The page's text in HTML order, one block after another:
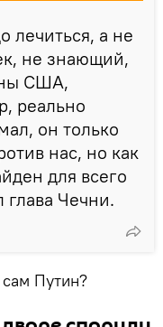
лечиться, а не
не знающий,
США,
реально
он только
нас, но как
для всего
глава Чечни.
Путин?